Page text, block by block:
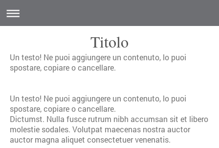
Titolo
Un testo! Ne puoi aggiungere un contenuto, lo puoi
spostare, copiare o cancellare.
Un testo! Ne puoi aggiungere un contenuto, lo puoi
spostare, copiare o cancellare.
Dictumst. Nulla fusce rutrum nibh accumsan sit et libero
molestie sodales. Volutpat maecenas nostra auctor
auctor magna aliquet consectetuer venenatis.